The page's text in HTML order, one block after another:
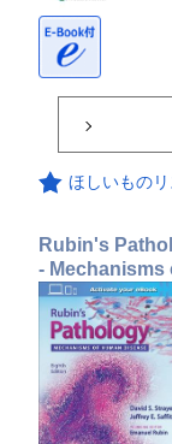
ほしいもの
Rubin's
- Mechanisms